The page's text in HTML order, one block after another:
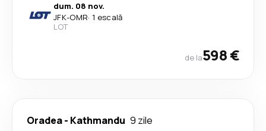
dum. 08 nov.
JFK-OMR· 1 escală
LOT
de la598 €
Oradea- Kathmandu 9 zile